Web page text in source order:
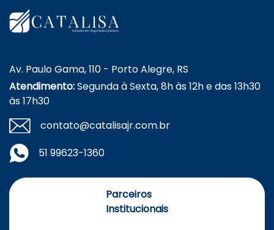
Av. Paulo Gama, 110 - Porto Alegre, RS
Atendimento:Segunda à Sexta, 8h às 12h e das 13h30
às 17h30
contato@catalisajr.com.br
51 99623-1360
Parceiros
Institucionais